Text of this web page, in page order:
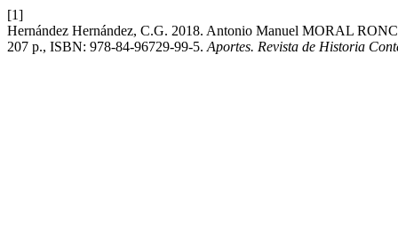
[1]
Hernández Hernández, C.G. 2018. Antonio Manuel MORAL
207 p., ISBN: 978-84-96729-99-5. Aportes. Revista de Historia